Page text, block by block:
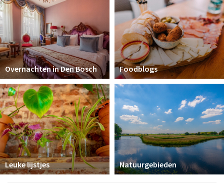
Overnachten in Den Bosch Foodblogs
Leuke lijstjes Natuurgebieden